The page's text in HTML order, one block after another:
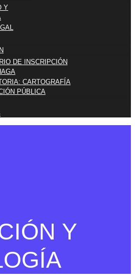
Y
DE INSCRIPCIÓN
CARTOGRAFÍA
PÚBLICA
Y